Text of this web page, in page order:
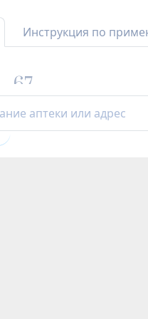
Инструкция по
67